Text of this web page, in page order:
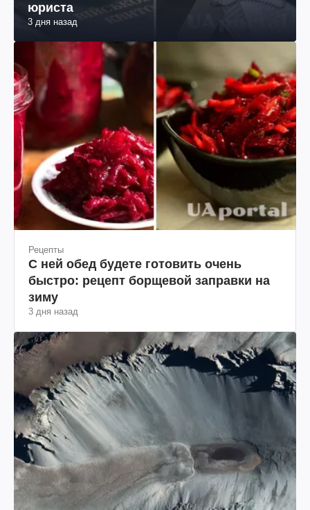
юриста
3 дня назад
Рецепты
С ней обед будете готовить очень
быстро: рецепт борщевой заправки на
зиму
3 дня назад